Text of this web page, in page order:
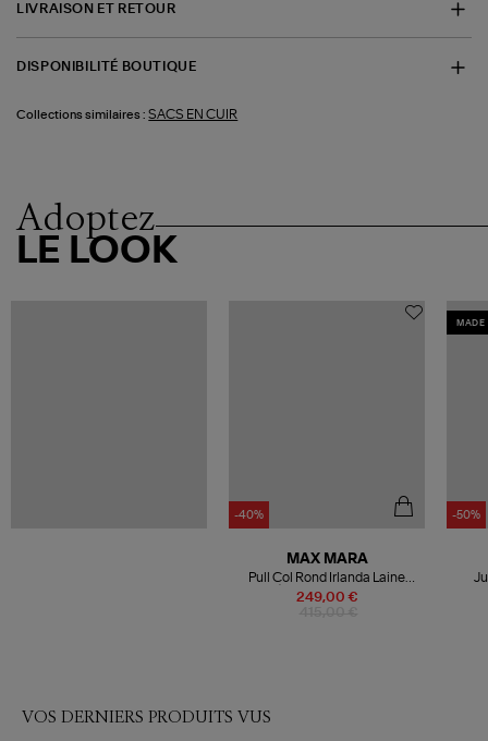
LIVRAISON ET RETOUR
DISPONIBILITÉ BOUTIQUE
Collections similaires : SACS EN CUIR
Adoptez
LE LOOK
-40%
249,00 €
MAX MARA
Pull Col Rond Irlanda Laine
Écru, 'S Max Mara
MADE
-50%
VOS DERNIERS PRODUITS VUS